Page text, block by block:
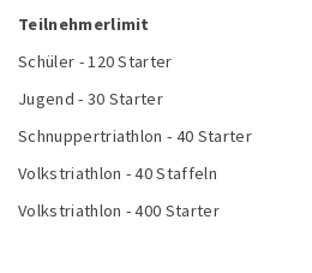
Teilnehmerlimit
Schüler - 120 Starter
Jugend - 30 Starter
Schnuppertriathlon - 40 Starter
Volkstriathlon - 40 Staffeln
Volkstriathlon - 400 Starter